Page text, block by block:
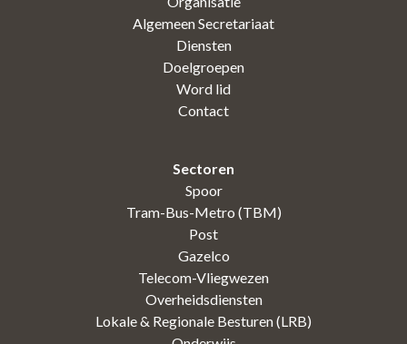
Algemeen Secretariaat
Diensten
Doelgroepen
Word lid
Contact
Sectoren
Spoor
Tram-Bus-Metro (TBM)
Post
Gazelco
Telecom-Vliegwezen
Overheidsdiensten
Lokale & Regionale Besturen (LRB)